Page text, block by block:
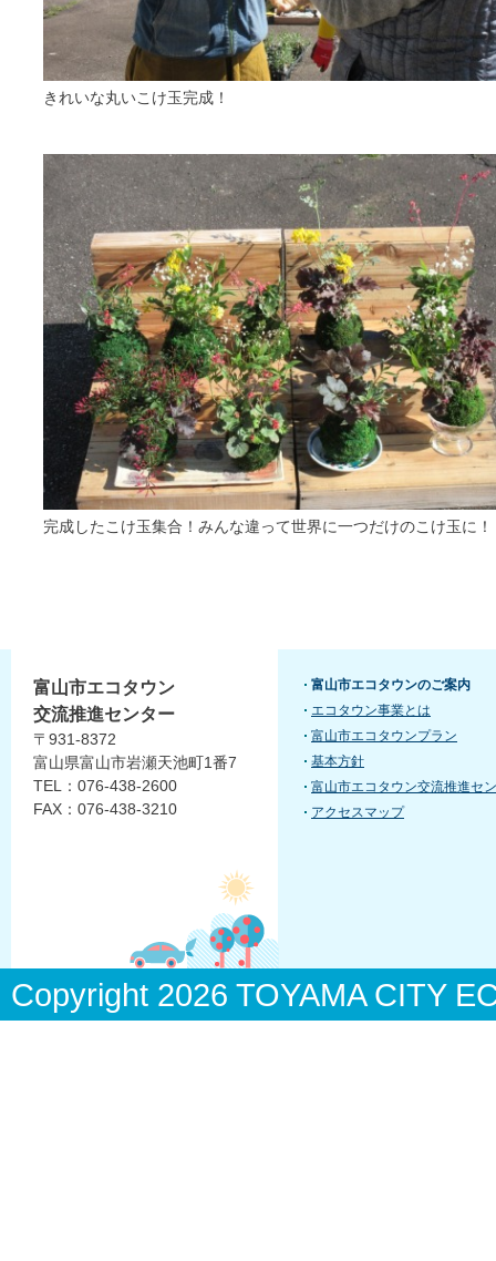
きれいな丸いこけ玉完成！
完成したこけ玉集合！みんな違って世界に一つだけのこけ玉に！
富山市エコタウン
交流推進センター
〒931-8372
富山県富山市岩瀬天池町1番7
TEL：076-438-2600
FAX：076-438-3210
富山市エコタウンのご案内
エコタウン事業とは
富山市エコタウンプラン
基本方針
富山市エコタウン交流推進セ
アクセスマップ
Copyright 2026 TOYAMA CITY